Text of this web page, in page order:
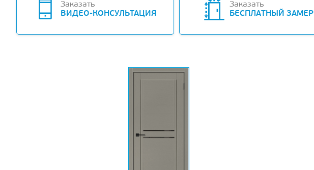
Заказать
ВИДЕО-КОНСУЛЬТАЦИЯ
Заказать
БЕСПЛАТНЫЙ ЗАМЕР